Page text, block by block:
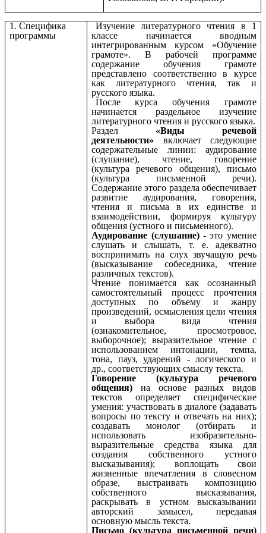
1. Специфика
программы
Изучение литературного чтения в 1
классе начинается вводным
интегрированным курсом «Обучение
грамоте». В рабочей программе
содержание обучения грамоте
представлено соответственно в курсе
как литературного чтения, так и
русского языка.
После курса обучения грамоте
начинается раздельное изучение
литературного чтения и русского языка.
Раздел «Виды речевой
деятельности»
включает следующие
содержательные линии: аудирование
(слушание), чтение, говорение
(культура речевого общения), письмо
(культура письменной речи).
Содержание этого раздела обеспечивает
развитие аудирования, говорения,
чтения и письма в их единстве и
взаимодействии, формируя культуру
общения (устного и письменного).
Аудирование (слушание) - это умение
слушать и слышать, т. е. адекватно
воспринимать на слух звучащую речь
(высказывание собеседника, чтение
различных текстов).
Чтение понимается как осознанный
самостоятельный процесс прочтения
доступных по объему и жанру
произведений, осмысления цели чтения
и выбора вида чтения
(ознакомительное, просмотровое,
выборочное); выразительное чтение с
использованием интонации, темпа,
тона, пауз, ударений - логического и
др., соответствующих смыслу текста.
Говорение (культура речевого
общения)на основе разных видов
текстов определяет специфические
умения: участвовать в диалоге (задавать
вопросы по тексту и отвечать на них);
создавать монолог (отбирать и
использовать изобразительно-
выразительные средства языка для
создания собственного устного
высказывания); воплощать свои
жизненные впечатления в словесном
образе, выстраивать композицию
собственного высказывания,
раскрывать в устном высказывании
авторский замысел, передавая
основную мысль текста.
Письмо (культура письменной речи)